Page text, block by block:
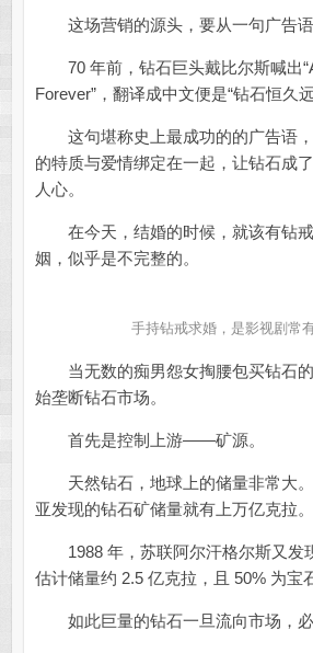
这场营销的源头，要从一句广告语
70 年前，钻石巨头戴比尔斯喊出
Forever”，翻译成中文便是“钻石恒久
这句堪称史上最成功的的广告语，
的特质与爱情绑定在一起，让钻石成
人心。
在今天，结婚的时候，就该有钻戒
姻，似乎是不完整的。
手持钻戒求婚，是影视剧常
当无数的痴男怨女掏腰包买钻石的
始垄断钻石市场。
首先是控制上游——矿源。
天然钻石，地球上的储量非常大。
亚发现的钻石矿储量就有上万亿克拉。
1988 年，苏联阿尔汗格尔斯又发
估计储量约 2.5 亿克拉，且 50% 为宝
如此巨量的钻石一旦流向市场，必